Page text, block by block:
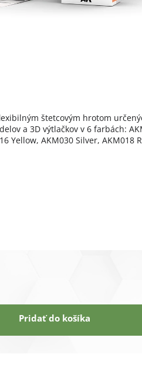
Pridať do košíka
štetcovým hrotom
a 3D výtlačkov v 6 farbách:
Yellow, AKM030 Silver, AKM018